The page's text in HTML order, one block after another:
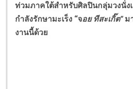
ท่วมภาคใต้สำหรับศิลปินกลุ่มวงนั่ง
กำลังรักษามะเร็ง “จอย ทีสะเกิ๊ต”ม
งานนี้ด้วย